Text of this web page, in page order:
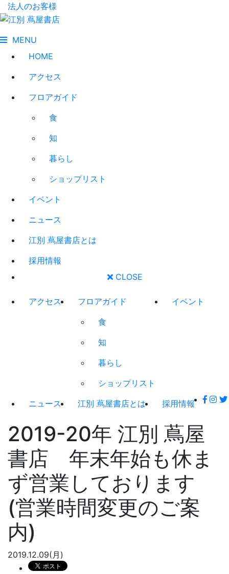
法人のお客様
MENU
HOME
アクセス
フロアガイド
食
知
暮らし
ショップリスト
イベント
ニュース
江別 蔦屋書店とは
採用情報
CLOSE
アクセス
フロアガイド
食
知
暮らし
ショップリスト
イベント
ニュース 江別 蔦屋書店とは 採用情報
2019-20年 江別 蔦屋
書店 年末年始も休ま
ず営業しております
(営業時間変更のご案
内)
2019.12.09(月)